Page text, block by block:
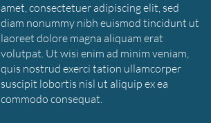
amet, consectetuer adipiscing elit, sed
diam nonummy nibh euismod tincidunt ut
laoreet dolore magna aliquam erat
volutpat. Ut wisi enim ad minim veniam,
quis nostrud exerci tation ullamcorper
suscipit lobortis nisl ut aliquip ex ea
commodo consequat.